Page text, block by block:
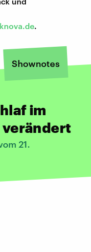
.
Shownotes
im
verändert
21.